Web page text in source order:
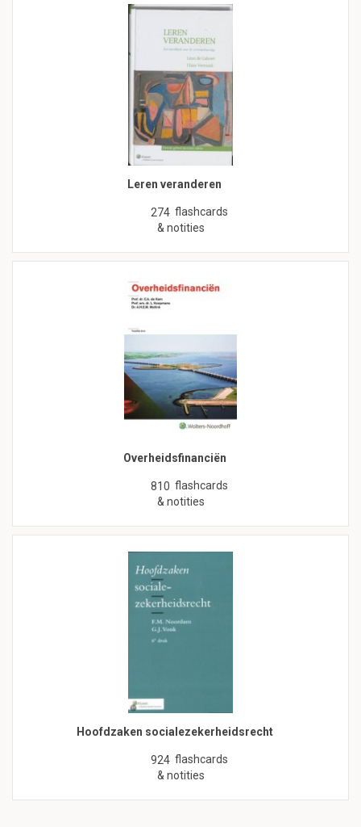
Leren veranderen
274 flashcards
& notities
Overheidsfinanciën
810 flashcards
& notities
Hoofdzaken socialezekerheidsrecht
924 flashcards
& notities